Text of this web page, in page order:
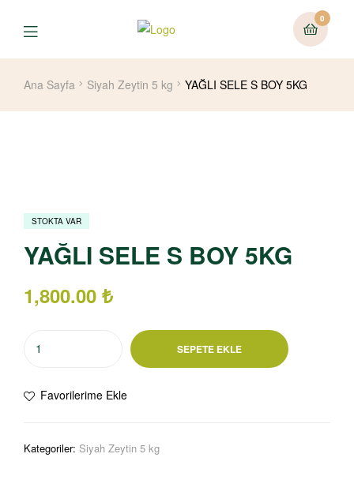
0
Ana Sayfa Siyah Zeytin 5 kg YAĞLI SELE S BOY 5KG
STOKTA VAR
YAĞLI SELE S BOY 5KG
1,800.00 ₺
SEPETE EKLE
Favorilerime Ekle
Kategoriler: Siyah Zeytin 5 kg